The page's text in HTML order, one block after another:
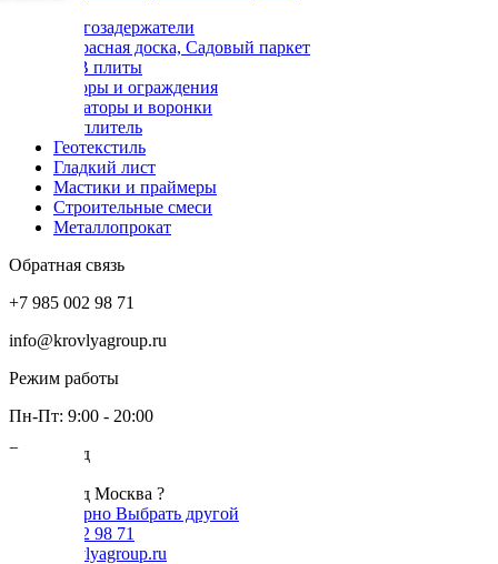
Снегозадержатели
Террасная доска, Садовый паркет
OSB плиты
Заборы и ограждения
Аэраторы и воронки
Утеплитель
Геотекстиль
Гладкий лист
Мастики и праймеры
Строительные смеси
Металлопрокат
Обратная связь
+7 985 002 98 71
info@krovlyagroup.ru
Режим работы
Пн-Пт: 9:00 - 20:00
Ваш город
Ваш город Москва ?
Да, все верно Выбрать другой
+7 985 002 98 71
info@krovlyagroup.ru